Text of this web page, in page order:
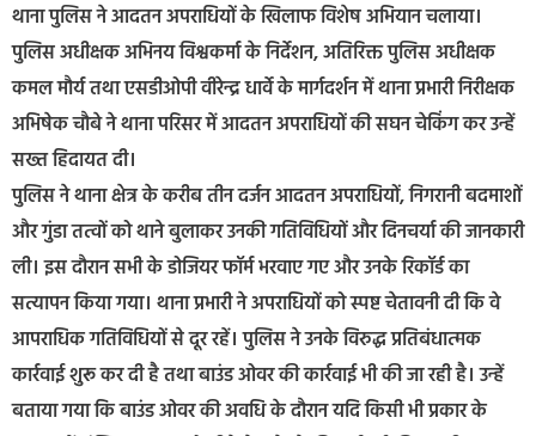
थाना पुलिस ने आदतन अपराधियों के खिलाफ विशेष अभियान चलाया।
पुलिस अधीक्षक अभिनय विश्वकर्मा के निर्देशन, अतिरिक्त पुलिस अधीक्षक
कमल मौर्य तथा एसडीओपी वीरेन्द्र धार्वे के मार्गदर्शन में थाना प्रभारी निरीक्षक
अभिषेक चौबे ने थाना परिसर में आदतन अपराधियों की सघन चेकिंग कर उन्हें
सख्त हिदायत दी।
पुलिस ने थाना क्षेत्र के करीब तीन दर्जन आदतन अपराधियों, निगरानी बदमाशों
और गुंडा तत्वों को थाने बुलाकर उनकी गतिविधियों और दिनचर्या की जानकारी
ली। इस दौरान सभी के डोजियर फॉर्म भरवाए गए और उनके रिकॉर्ड का
सत्यापन किया गया। थाना प्रभारी ने अपराधियों को स्पष्ट चेतावनी दी कि वे
आपराधिक गतिविधियों से दूर रहें। पुलिस ने उनके विरुद्ध प्रतिबंधात्मक
कार्रवाई शुरू कर दी है तथा बाउंड ओवर की कार्रवाई भी की जा रही है। उन्हें
बताया गया कि बाउंड ओवर की अवधि के दौरान यदि किसी भी प्रकार के